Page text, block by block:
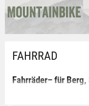
FAHRRAD
Fahrräder– für
Bei BERGSPEZL